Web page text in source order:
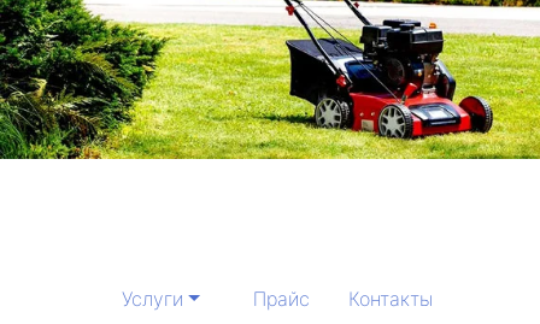
Услуги Прайс Контакты